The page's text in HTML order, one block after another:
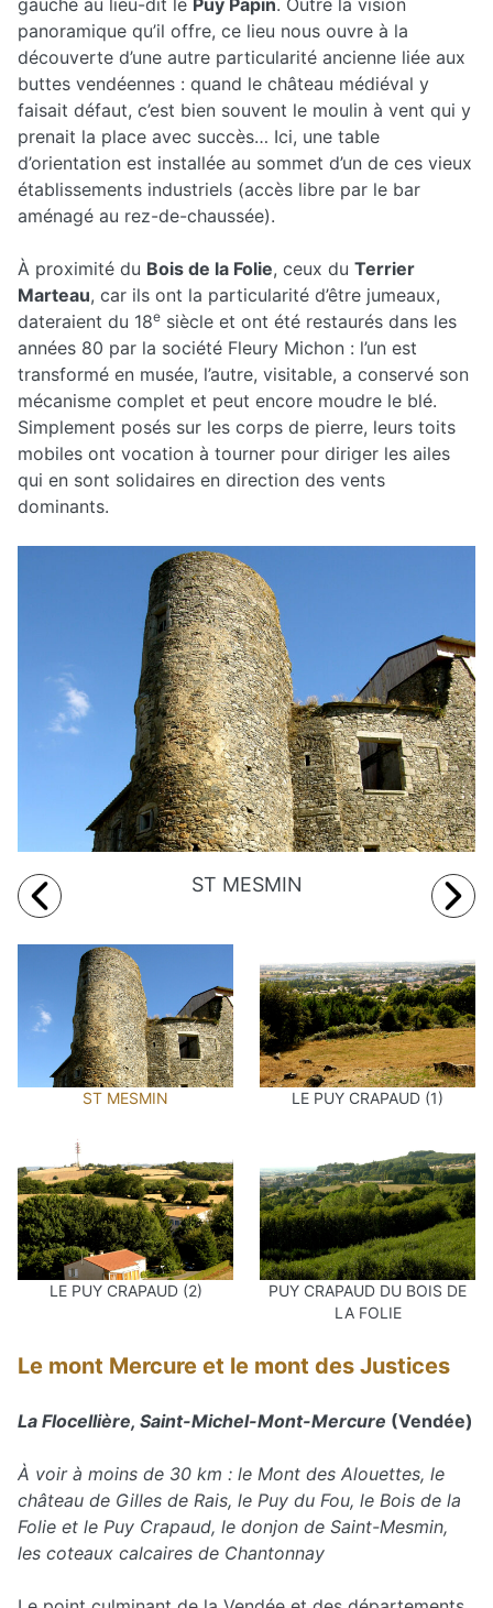
gauche au lieu-dit le Puy Papin. Outre la vision
panoramique qu’il offre, ce lieu nous ouvre à la
découverte d’une autre particularité ancienne liée aux
buttes vendéennes : quand le château médiéval y
faisait défaut, c’est bien souvent le moulin à vent qui y
prenait la place avec succès… Ici, une table
d’orientation est installée au sommet d’un de ces vieux
établissements industriels (accès libre par le bar
aménagé au rez-de-chaussée).
À proximité du Bois de la Folie, ceux du Terrier
Marteau, car ils ont la particularité d’être jumeaux,
dateraient du 18e siècle et ont été restaurés dans les
années 80 par la société Fleury Michon : l’un est
transformé en musée, l’autre, visitable, a conservé son
mécanisme complet et peut encore moudre le blé.
Simplement posés sur les corps de pierre, leurs toits
mobiles ont vocation à tourner pour diriger les ailes
qui en sont solidaires en direction des vents
dominants.
ST MESMIN
ST MESMIN LE PUY CRAPAUD (1)
LE PUY CRAPAUD (2)
PUY CRAPAUD DU BOIS DE
LA FOLIE
Le mont Mercure et le mont des Justices
La Flocellière, Saint-Michel-Mont-Mercure (Vendée)
À voir à moins de 30 km : le Mont des Alouettes, le
château de Gilles de Rais, le Puy du Fou, le Bois de la
Folie et le Puy Crapaud, le donjon de Saint-Mesmin,
les coteaux calcaires de Chantonnay